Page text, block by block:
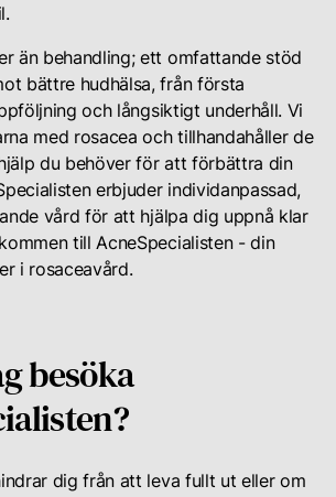
än behandling; ett omfattande stöd
bättre hudhälsa, från första
och långsiktigt underhåll. Vi
med rosacea och tillhandahåller de
du behöver för att förbättra din
erbjuder individanpassad,
vård för att hjälpa dig uppnå klar
till AcneSpecialisten - din
i rosaceavård.
besöka
dig från att leva fullt ut eller om